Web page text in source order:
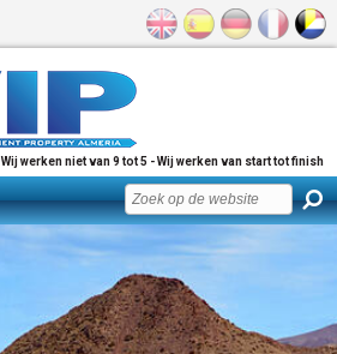
Wij werken niet van 9 tot 5 - Wij werken van start tot finish